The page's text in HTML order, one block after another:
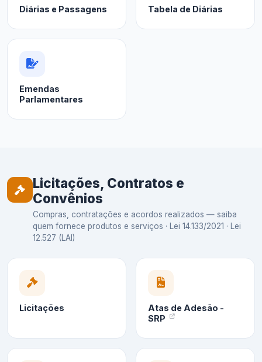
Diárias e Passagens Tabela de Diárias
Emendas
Parlamentares
Licitações, Contratos e
Convênios
Compras, contratações e acordos realizados — saiba
quem fornece produtos e serviços · Lei 14.133/2021 · Lei
12.527 (LAI)
Licitações
Atas de Adesão -
SRP